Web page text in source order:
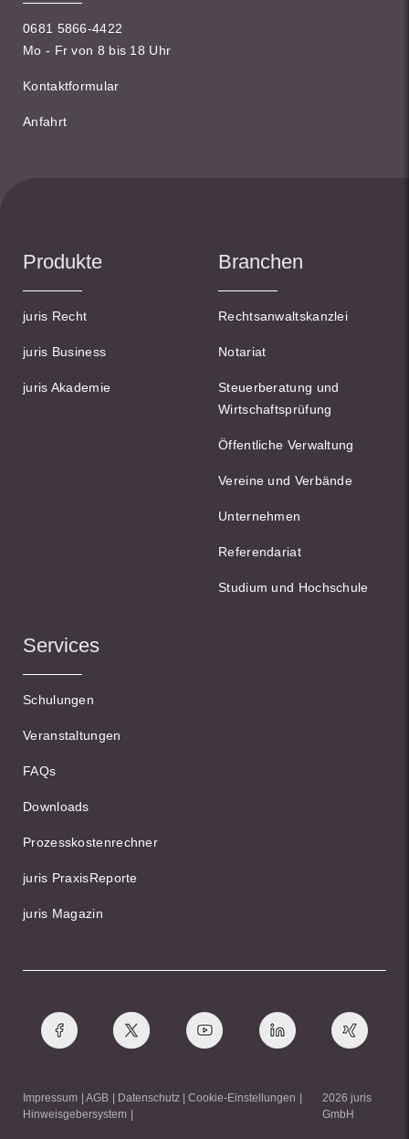
0681 5866-4422
Mo - Fr von 8 bis 18 Uhr
Kontaktformular
Anfahrt
Produkte
juris Recht
juris Business
juris Akademie
Branchen
Rechtsanwaltskanzlei
Notariat
Steuerberatung und
Wirtschaftsprüfung
Öffentliche Verwaltung
Vereine und Verbände
Unternehmen
Referendariat
Studium und Hochschule
Services
Schulungen
Veranstaltungen
FAQs
Downloads
Prozesskostenrechner
juris PraxisReporte
juris Magazin
Impressum AGB Datenschutz
Cookie-Einstellungen
Hinweisgebersystem
2026 juris
GmbH